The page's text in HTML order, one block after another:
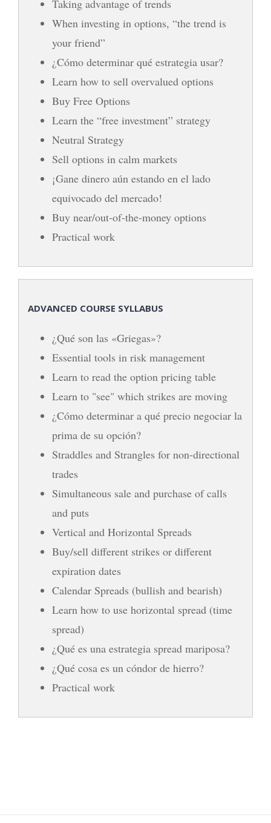
Taking advantage of trends
When investing in options, “the trend is
your friend”
¿Cómo determinar qué estrategia usar?
Learn how to sell overvalued options
Buy Free Options
Learn the “free investment” strategy
Neutral Strategy
Sell ​​options in calm markets
¡Gane dinero aún estando en el lado
equivocado del mercado!
Buy near/out-of-the-money options
Practical work
ADVANCED COURSE SYLLABUS
¿Qué son las «Griegas»?
Essential tools in risk management
Learn to read the option pricing table
Learn to "see" which strikes are moving
¿Cómo determinar a qué precio negociar la
prima de su opción?
Straddles and Strangles for non-directional
trades
Simultaneous sale and purchase of calls
and puts
Vertical and Horizontal Spreads
Buy/sell different strikes or different
expiration dates
Calendar Spreads (bullish and bearish)
Learn how to use horizontal spread (time
spread)
¿Qué es una estrategia spread mariposa?
¿Qué cosa es un cóndor de hierro?
Practical work